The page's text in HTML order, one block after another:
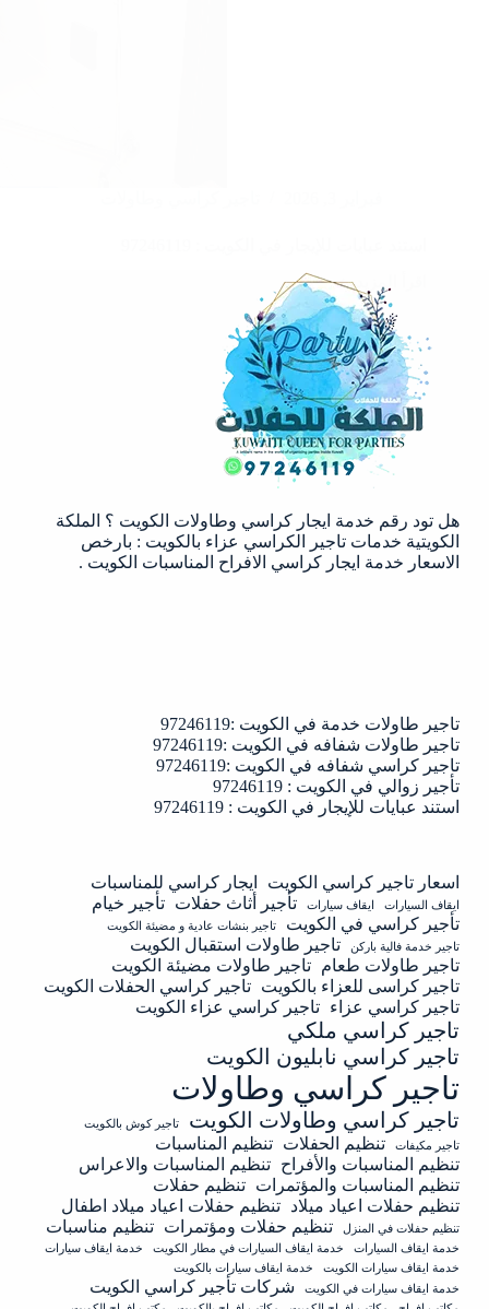
استند
عبايات
للإيجار
في
الكويت
:
97246119
هل تود رقم خدمة ايجار كراسي وطاولات الكويت ؟ الملكة
الكويتية خدمات تاجير الكراسي عزاء بالكويت : بارخص
الاسعار خدمة ايجار كراسي الافراح المناسبات الكويت .
تاجير طاولات خدمة في الكويت :97246119
تاجير طاولات شفافه في الكويت :97246119
تاجير كراسي شفافه في الكويت :97246119
تأجير زوالي في الكويت : 97246119
استند عبايات للإيجار في الكويت : 97246119
اسعار تاجير كراسي الكويت ايجار كراسي للمناسبات
ايقاف السيارات ايقاف سيارات تأجير أثاث حفلات تأجير خيام
تأجير كراسي في الكويت
تاجير بنشات عادية و مضيئة الكويت
تاجير خدمة فالية باركن
تاجير طاولات استقبال الكويت
تاجير طاولات طعام تاجير طاولات مضيئة الكويت
تاجير كراسى للعزاء بالكويت تاجير كراسي الحفلات الكويت
تاجير كراسي عزاء تاجير كراسي عزاء الكويت
تاجير كراسي ملكي
تاجير كراسي نابليون الكويت
تاجير كراسي وطاولات
تاجير كراسي وطاولات الكويت
تاجير كوش بالكويت
تاجير مكيفات
تنظيم الحفلات تنظيم المناسبات
تنظيم المناسبات والأفراح تنظيم المناسبات والاعراس
تنظيم المناسبات والمؤتمرات تنظيم حفلات
تنظيم حفلات اعياد ميلاد تنظيم حفلات اعياد ميلاد اطفال
تنظيم حفلات في المنزل تنظيم حفلات ومؤتمرات تنظيم مناسبات
خدمة ايقاف السيارات خدمة ايقاف السيارات في مطار الكويت
خدمة ايقاف سيارات
خدمة ايقاف سيارات الكويت
خدمة ايقاف سيارات بالكويت
خدمة ايقاف سيارات في الكويت
شركات تأجير كراسي الكويت